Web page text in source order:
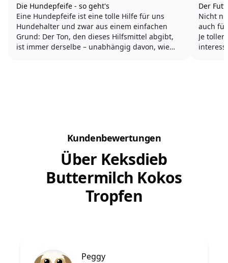
Die Hundepfeife - so geht's
Eine Hundepfeife ist eine tolle Hilfe für uns
Hundehalter und zwar aus einem einfachen
Grund: Der Ton, den dieses Hilfsmittel abgibt,
ist immer derselbe – unabhängig davon, wie
Der
Nicht
auch
Je toller sie eine
Kundenbewertungen
Über Keksdieb
Buttermilch Kokos
Tropfen
Peggy